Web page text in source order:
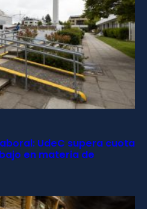
UdeC supera cuota
en materia de